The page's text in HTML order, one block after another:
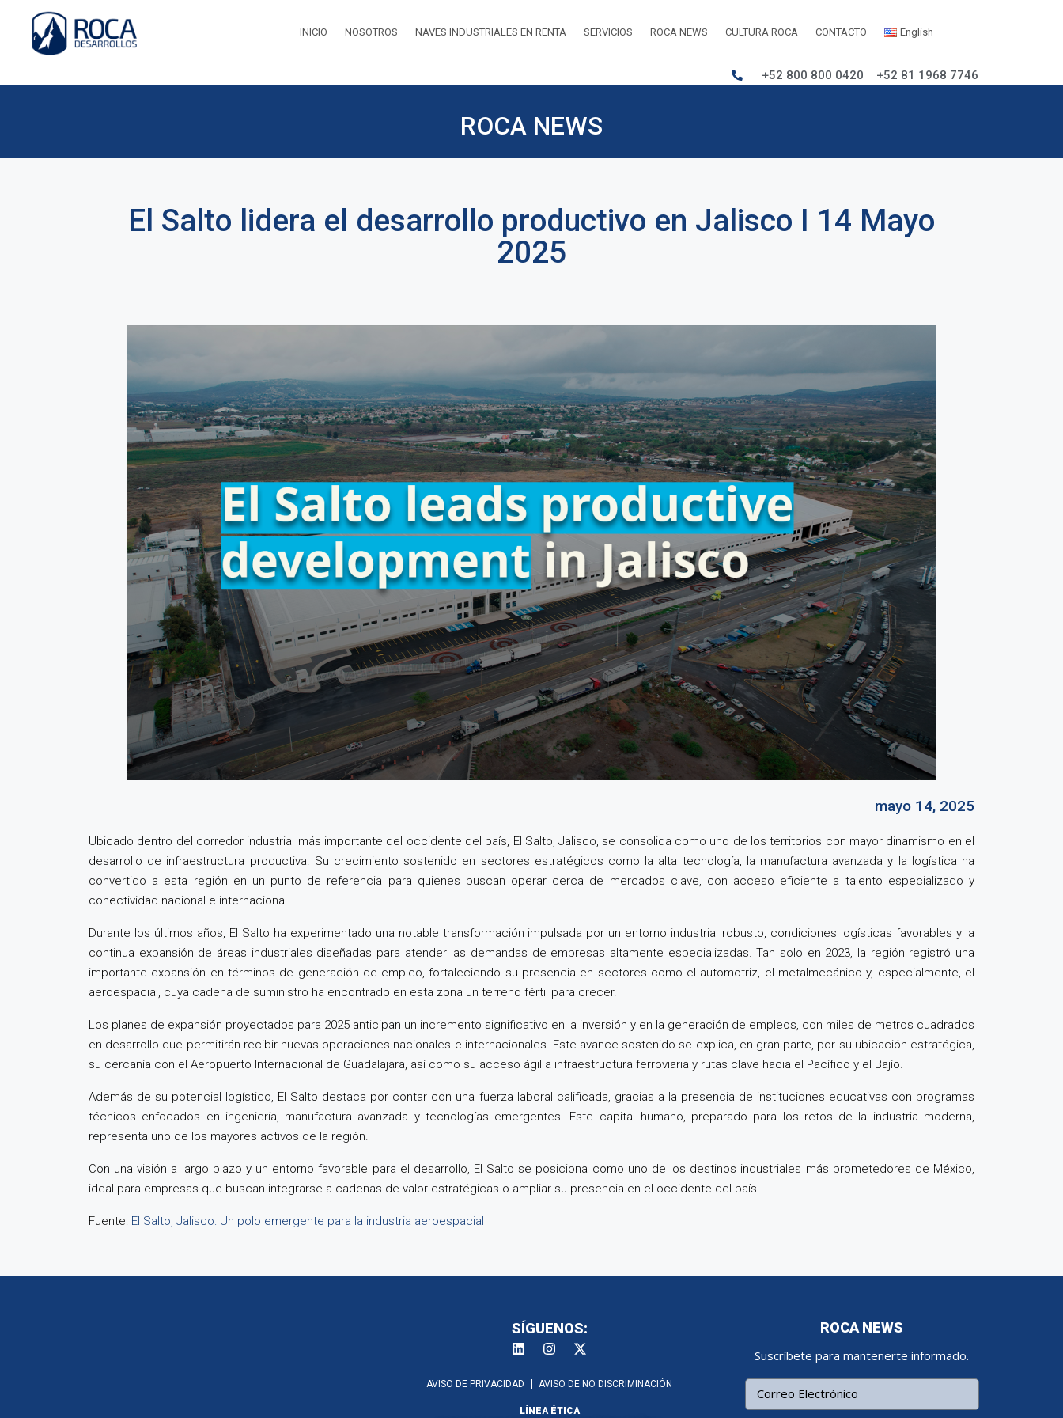
INICIO NOSOTROS NAVES INDUSTRIALES EN RENTA SERVICIOS ROCA NEWS CULTURA ROCA CONTACTO English
+52 800 800 0420 +52 81 1968 7746
ROCA NEWS
El Salto lidera el desarrollo productivo en Jalisco I 14 Mayo
2025
mayo 14, 2025
Ubicado dentro del corredor industrial más importante del occidente del país, El Salto, Jalisco, se consolida como uno de los territorios con mayor dinamismo en el
desarrollo de infraestructura productiva. Su crecimiento sostenido en sectores estratégicos como la alta tecnología, la manufactura avanzada y la logística ha
convertido a esta región en un punto de referencia para quienes buscan operar cerca de mercados clave, con acceso eficiente a talento especializado y
conectividad nacional e internacional.
Durante los últimos años, El Salto ha experimentado una notable transformación impulsada por un entorno industrial robusto, condiciones logísticas favorables y la
continua expansión de áreas industriales diseñadas para atender las demandas de empresas altamente especializadas. Tan solo en 2023, la región registró una
importante expansión en términos de generación de empleo, fortaleciendo su presencia en sectores como el automotriz, el metalmecánico y, especialmente, el
aeroespacial, cuya cadena de suministro ha encontrado en esta zona un terreno fértil para crecer.
Los planes de expansión proyectados para 2025 anticipan un incremento significativo en la inversión y en la generación de empleos, con miles de metros cuadrados
en desarrollo que permitirán recibir nuevas operaciones nacionales e internacionales. Este avance sostenido se explica, en gran parte, por su ubicación estratégica,
su cercanía con el Aeropuerto Internacional de Guadalajara, así como su acceso ágil a infraestructura ferroviaria y rutas clave hacia el Pacífico y el Bajío.
Además de su potencial logístico, El Salto destaca por contar con una fuerza laboral calificada, gracias a la presencia de instituciones educativas con programas
técnicos enfocados en ingeniería, manufactura avanzada y tecnologías emergentes. Este capital humano, preparado para los retos de la industria moderna,
representa uno de los mayores activos de la región.
Con una visión a largo plazo y un entorno favorable para el desarrollo, El Salto se posiciona como uno de los destinos industriales más prometedores de México,
ideal para empresas que buscan integrarse a cadenas de valor estratégicas o ampliar su presencia en el occidente del país.
Fuente: El Salto, Jalisco: Un polo emergente para la industria aeroespacial
SÍGUENOS:
AVISO DE PRIVACIDAD AVISO DE NO DISCRIMINACIÓN
LÍNEA ÉTICA
ROCA NEWS
Suscríbete para mantenerte informado.